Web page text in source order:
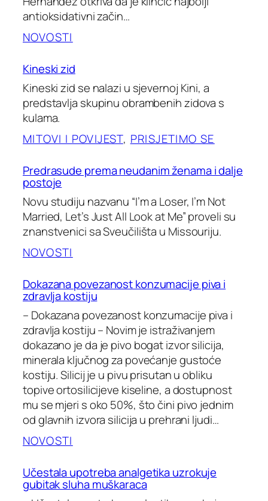
antioksidativni začin…
NOVOSTI
Kineski zid
Kineski zid se nalazi u sjevernoj Kini, a
predstavlja skupinu obrambenih zidova s
kulama.
MITOVI I POVIJEST, PRISJETIMO SE
Predrasude prema neudanim ženama i dalje
postoje
Novu studiju nazvanu “I’m a Loser, I’m Not
Married, Let’s Just All Look at Me” proveli su
znanstvenici sa Sveučilišta u Missouriju.
NOVOSTI
Dokazana povezanost konzumacije piva i
zdravlja kostiju
– Dokazana povezanost konzumacije piva i
zdravlja kostiju – Novim je istraživanjem
dokazano je da je pivo bogat izvor silicija,
minerala ključnog za povećanje gustoće
kostiju. Silicij je u pivu prisutan u obliku
topive ortosilicijeve kiseline, a dostupnost
mu se mjeri s oko 50%, što čini pivo jednim
od glavnih izvora silicija u prehrani ljudi…
NOVOSTI
Učestala upotreba analgetika uzrokuje
gubitak sluha muškaraca